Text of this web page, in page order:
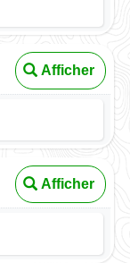
Afficher
Afficher